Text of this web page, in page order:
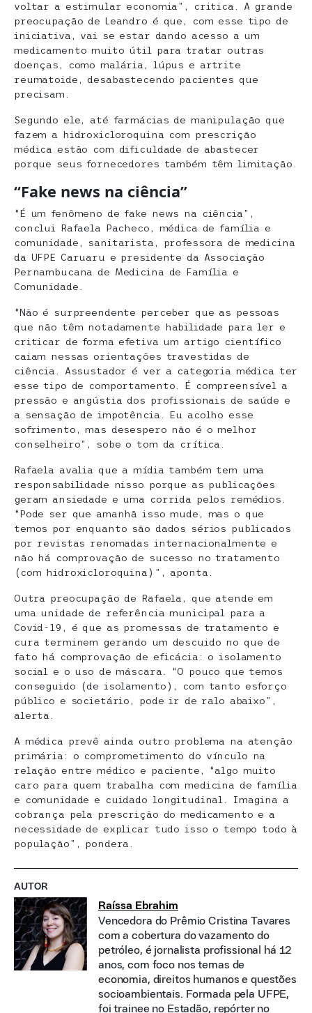
voltar a estimular economia”, critica. A grande
preocupação de Leandro é que, com esse tipo de
iniciativa, vai se estar dando acesso a um
medicamento muito útil para tratar outras
doenças, como malária, lúpus e artrite
reumatoide, desabastecendo pacientes que
precisam.
Segundo ele, até farmácias de manipulação que
fazem a hidroxicloroquina com prescrição
médica estão com dificuldade de abastecer
porque seus fornecedores também têm limitação.
“Fake news na ciência”
“É um fenômeno de fake news na ciência”,
conclui Rafaela Pacheco, médica de família e
comunidade, sanitarista, professora de medicina
da UFPE Caruaru e presidente da Associação
Pernambucana de Medicina de Família e
Comunidade.
“Não é surpreendente perceber que as pessoas
que não têm notadamente habilidade para ler e
criticar de forma efetiva um artigo científico
caiam nessas orientações travestidas de
ciência. Assustador é ver a categoria médica ter
esse tipo de comportamento. É compreensível a
pressão e angústia dos profissionais de saúde e
a sensação de impotência. Eu acolho esse
sofrimento, mas desespero não é o melhor
conselheiro”, sobe o tom da crítica.
Rafaela avalia que a mídia também tem uma
responsabilidade nisso porque as publicações
geram ansiedade e uma corrida pelos remédios.
“Pode ser que amanhã isso mude, mas o que
temos por enquanto são dados sérios publicados
por revistas renomadas internacionalmente e
não há comprovação de sucesso no tratamento
(com hidroxicloroquina)”, aponta.
Outra preocupação de Rafaela, que atende em
uma unidade de referência municipal para a
Covid-19, é que as promessas de tratamento e
cura terminem gerando um descuido no que de
fato há comprovação de eficácia: o isolamento
social e o uso de máscara. “O pouco que temos
conseguido (de isolamento), com tanto esforço
público e societário, pode ir de ralo abaixo”,
alerta.
A médica prevê ainda outro problema na atenção
primária: o comprometimento do vínculo na
relação entre médico e paciente, “algo muito
caro para quem trabalha com medicina de família
e comunidade e cuidado longitudinal. Imagina a
cobrança pela prescrição do medicamento e a
necessidade de explicar tudo isso o tempo todo à
população”, pondera.
AUTOR
Raíssa Ebrahim
Vencedora do Prêmio Cristina Tavares
com a cobertura do vazamento do
petróleo, é jornalista profissional há 12
anos, com foco nos temas de
economia, direitos humanos e questões
socioambientais. Formada pela UFPE,
foi trainee no Estadão, repórter no